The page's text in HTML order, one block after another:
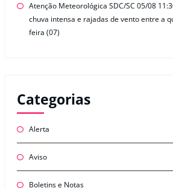
Atenção Meteorológica SDC/SC 05/08
chuva intensa e rajadas de vento entre a
feira (07)
Categorias
Alerta
Aviso
Boletins e Notas